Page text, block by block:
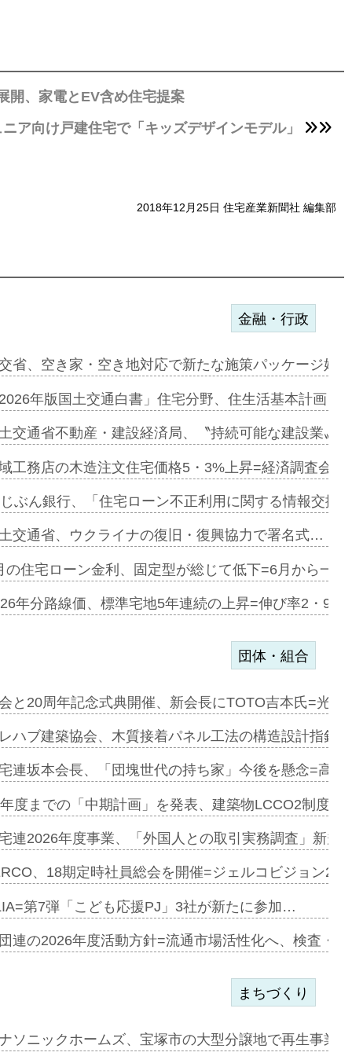
開、家電とEV含め住宅提案
ア向け戸建住宅で「キッズデザインモデル」
2018年12月25日 住宅産業新聞社 編集部
協業=お互…
コリビング…
る2階建…
第1弾が開…
植栽計画…
市内で…
ートルの…
集約し技…
金融・行政
省、空き家・空き地対応で新たな施策パッケージ始
年版国土交通白書」住宅分野、住生活基本計画を
交通省不動産・建設経済局、〝持続可能な建設業〟
工務店の木造注文住宅価格5・3%上昇=経済調査会
ぶん銀行、「住宅ローン不正利用に関する情報交換
交通省、ウクライナの復旧・復興協力で署名式…
の住宅ローン金利、固定型が総じて低下=6月から一
年分路線価、標準宅地5年連続の上昇=伸び率2・
加=リンナ…
見込む=…
開始=三協…
分譲M専用…
団体・組合
と20周年記念式典開催、新会長にTOTO吉本氏=光
ハブ建築協会、木質接着パネル工法の構造設計指針
連坂本会長、「団塊世代の持ち家」今後を懸念=高
度までの「中期計画」を発表、建築物LCCO2制度
連2026年度事業、「外国人との取引実務調査」新規
、18期定時社員総会を開催=ジェルコビジョン
第7弾「こども応援PJ」3社が新たに参加…
連の2026年度活動方針=流通市場活性化へ、検査・
ず=「物…
まちづくり
ソニックホームズ、宝塚市の大型分譲地で再生事業